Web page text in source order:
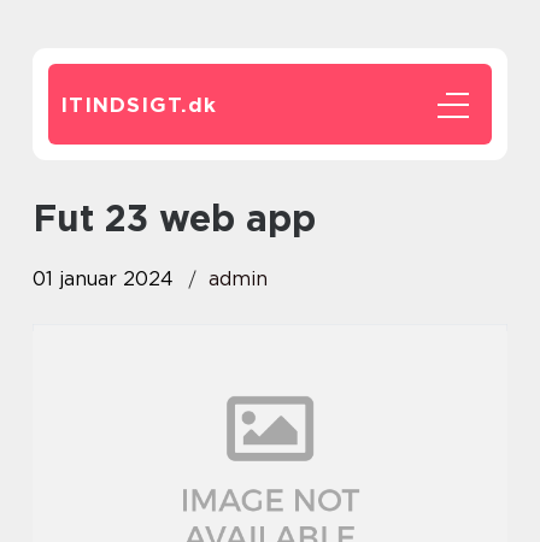
ITINDSIGT.dk
fut 23 web app
01 januar 2024 admin